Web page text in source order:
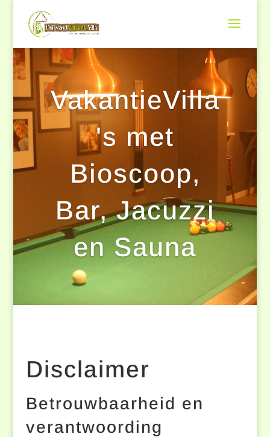
VakantieVilla
's met
Bioscoop,
Bar, Jacuzzi
en Sauna
Disclaimer
Betrouwbaarheid en
verantwoording